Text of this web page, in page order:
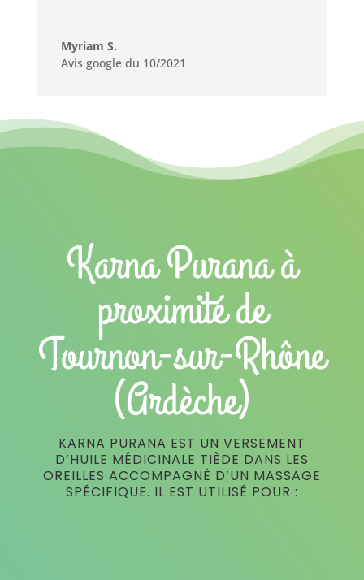
Myriam S.
Avis google du 10/2021
Karna Purana à
proximité de
Tournon-sur-Rhône
(Ardèche)
KARNA PURANA EST UN VERSEMENT
D’HUILE MÉDICINALE TIÈDE DANS LES
OREILLES ACCOMPAGNÉ D’UN MASSAGE
SPÉCIFIQUE. IL EST UTILISÉ POUR :